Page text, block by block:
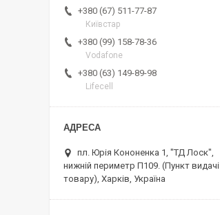
+380 (67) 511-77-87
Київстар
+380 (99) 158-78-36
Vodafone
+380 (63) 149-89-98
Lifecell
пл. Юрія Кононенка 1, "ТД Лоск",
нижній периметр П109. (Пункт видачі
товару), Харків, Україна